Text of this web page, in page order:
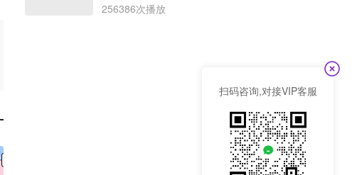
256386次播放
扫码咨询,对接VIP客服